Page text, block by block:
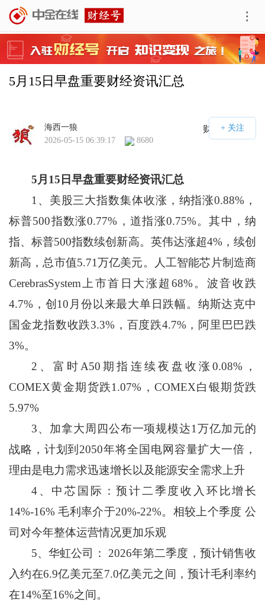
5月15日早盘重要财经资讯汇总
财经号APP
海西一狼
2026-05-15 06:39:17
8680
5月 15 日早盘重要财经资讯汇总
1、美股三大指数集体收涨，纳指涨0.88%，
标普500指数涨0.77%，道指涨0.75%。其中，纳
指、标普500指数续创新高。英伟达涨超4%，续创
新高，总市值5.71万亿美元。人工智能芯片制造商
CerebrasSystem上市首日大涨超68%。波音收跌
4.7%，创10月份以来最大单日跌幅。纳斯达克中
国金龙指数收跌3.3%，百度跌4.7%，阿里巴巴跌
3%。
2、富时A50期指连续夜盘收涨0.08%，
COMEX黄金期货跌1.07%，COMEX白银期货跌
5.97%
3、加拿大周四公布一项规模达1万亿加元的
战略，计划到2050年将全国电网容量扩大一倍，
理由是电力需求迅速增长以及能源安全需求上升
4、中芯国际：预计二季度收入环比增长
14%-16% 毛利率介于20%-22%。相较上个季度 公
司对今年整体运营情况更加乐观
5、华虹公司： 2026年第二季度，预计销售收
入约在6.9亿美元至7.0亿美元之间，预计毛利率约
在14%至16%之间。